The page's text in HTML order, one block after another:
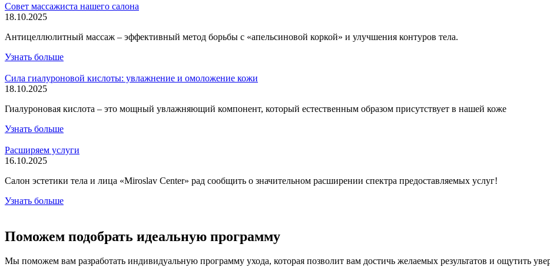
Совет массажиста нашего салона
18.10.2025
Антицеллюлитный массаж – эффективный метод борьбы с «апельсиновой коркой» и улучшения контуров тела.
Узнать больше
Сила гиалуроновой кислоты: увлажнение и омоложение кожи
18.10.2025
Гиалуроновая кислота – это мощный увлажняющий компонент, который естественным образом присутствует в нашей коже
Узнать больше
Расширяем услуги
16.10.2025
Салон эстетики тела и лица «Miroslav Center» рад сообщить о значительном расширении спектра предоставляемых услуг!
Узнать больше
Поможем подобрать идеальную программу
Мы поможем вам разработать индивидуальную программу ухода, которая позволит вам достичь желаемых результатов и ощутить